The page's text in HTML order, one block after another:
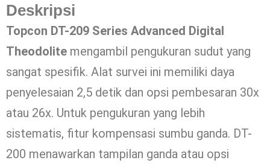
Deskripsi
Topcon DT-209 Series Advanced Digital
Theodolite mengambil pengukuran sudut yang
sangat spesifik. Alat survei ini memiliki daya
penyelesaian 2,5 detik dan opsi pembesaran 30x
atau 26x. Untuk pengukuran yang lebih
sistematis, fitur kompensasi sumbu ganda. DT-
200 menawarkan tampilan ganda atau opsi